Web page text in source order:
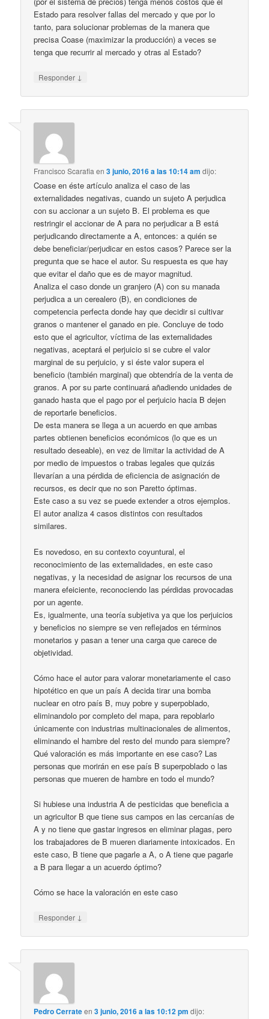
Estado para resolver fallas del mercado y que por lo
tanto, para solucionar problemas de la manera que
precisa Coase (maximizar la producción) a veces se
tenga que recurrir al mercado y otras al Estado?
Responder ↓
Francisco Scarafiaen3 junio, 2016 a las 10:14 am dijo:
Coase en éste artículo analiza el caso de las
externalidades negativas, cuando un sujeto A perjudica
con su accionar a un sujeto B. El problema es que
restringir el accionar de A para no perjudicar a B está
perjudicando directamente a A, entonces: a quién se
debe beneficiar/perjudicar en estos casos? Parece ser la
pregunta que se hace el autor. Su respuesta es que hay
que evitar el daño que es de mayor magnitud.
Analiza el caso donde un granjero (A) con su manada
perjudica a un cerealero (B), en condiciones de
competencia perfecta donde hay que decidir si cultivar
granos o mantener el ganado en pie. Concluye de todo
esto que el agricultor, víctima de las externalidades
negativas, aceptará el perjuicio si se cubre el valor
marginal de su perjuicio, y si éste valor supera el
beneficio (también marginal) que obtendría de la venta de
granos. A por su parte continuará añadiendo unidades de
ganado hasta que el pago por el perjuicio hacia B dejen
de reportarle beneficios.
De esta manera se llega a un acuerdo en que ambas
partes obtienen beneficios económicos (lo que es un
resultado deseable), en vez de limitar la actividad de A
por medio de impuestos o trabas legales que quizás
llevarían a una pérdida de eficiencia de asignación de
recursos, es decir que no son Paretto óptimas.
Este caso a su vez se puede extender a otros ejemplos.
El autor analiza 4 casos distintos con resultados
similares.
Es novedoso, en su contexto coyuntural, el
reconocimiento de las externalidades, en este caso
negativas, y la necesidad de asignar los recursos de una
manera efeiciente, reconociendo las pérdidas provocadas
por un agente.
Es, igualmente, una teoría subjetiva ya que los perjuicios
y beneficios no siempre se ven reflejados en términos
monetarios y pasan a tener una carga que carece de
objetividad.
Cómo hace el autor para valorar monetariamente el caso
hipotético en que un país A decida tirar una bomba
nuclear en otro país B, muy pobre y superpoblado,
eliminandolo por completo del mapa, para repoblarlo
únicamente con industrias multinacionales de alimentos,
eliminando el hambre del resto del mundo para siempre?
Qué valoración es más importante en ese caso? Las
personas que morirán en ese país B superpoblado o las
personas que mueren de hambre en todo el mundo?
Si hubiese una industria A de pesticidas que beneficia a
un agricultor B que tiene sus campos en las cercanías de
A y no tiene que gastar ingresos en eliminar plagas, pero
los trabajadores de B mueren diariamente intoxicados. En
este caso, B tiene que pagarle a A, o A tiene que pagarle
a B para llegar a un acuerdo óptimo?
Cómo se hace la valoración en este caso
Responder ↓
Pedro Cerrateen3 junio, 2016 a las 10:12 pm dijo: